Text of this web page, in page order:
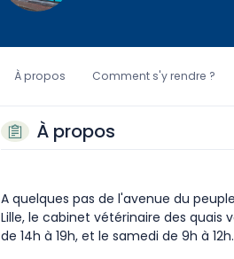
À propos Comment s'y rendre ?
À propos
A quelques pas de l'avenue du
Lille, le cabinet vétérinaire des quais
de 14h à 19h, et le samedi de 9h à 12h.